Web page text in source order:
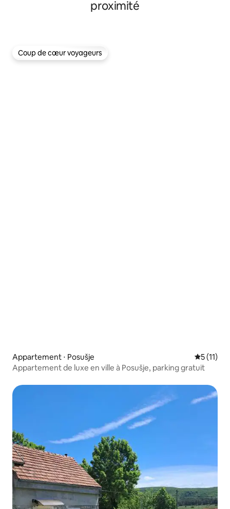
proximité
Coup de cœur voyageurs
Coup de cœur voyageurs
Appartement ⋅ Posušje
5 (11)
Appartement de luxe en ville à Posušje, parking gratuit